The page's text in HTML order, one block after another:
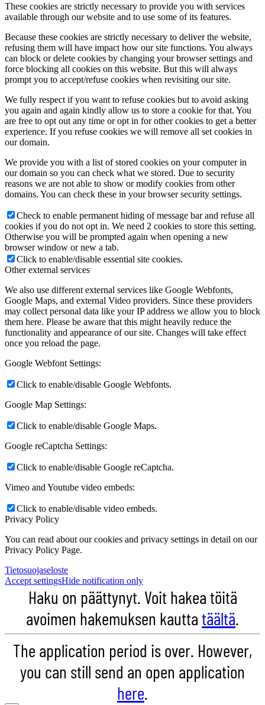
These cookies are strictly necessary to provide you with services
available through our website and to use some of its features.
Because these cookies are strictly necessary to deliver the website,
refusing them will have impact how our site functions. You always
can block or delete cookies by changing your browser settings and
force blocking all cookies on this website. But this will always
prompt you to accept/refuse cookies when revisiting our site.
We fully respect if you want to refuse cookies but to avoid asking
you again and again kindly allow us to store a cookie for that. You
are free to opt out any time or opt in for other cookies to get a better
experience. If you refuse cookies we will remove all set cookies in
our domain.
We provide you with a list of stored cookies on your computer in
our domain so you can check what we stored. Due to security
reasons we are not able to show or modify cookies from other
domains. You can check these in your browser security settings.
Check to enable permanent hiding of message bar and refuse all
cookies if you do not opt in. We need 2 cookies to store this setting.
Otherwise you will be prompted again when opening a new
browser window or new a tab.
Click to enable/disable essential site cookies.
Other external services
We also use different external services like Google Webfonts,
Google Maps, and external Video providers. Since these providers
may collect personal data like your IP address we allow you to block
them here. Please be aware that this might heavily reduce the
functionality and appearance of our site. Changes will take effect
once you reload the page.
Google Webfont Settings:
Click to enable/disable Google Webfonts.
Google Map Settings:
Click to enable/disable Google Maps.
Google reCaptcha Settings:
Click to enable/disable Google reCaptcha.
Vimeo and Youtube video embeds:
Click to enable/disable video embeds.
Privacy Policy
You can read about our cookies and privacy settings in detail on our
Privacy Policy Page.
Tietosuojaseloste
Accept settingsHide notification only
Haku on päättynyt. Voit hakea töitä
avoimen hakemuksen kauttatäältä.
The application period is over. However,
you can still send an open application
here.